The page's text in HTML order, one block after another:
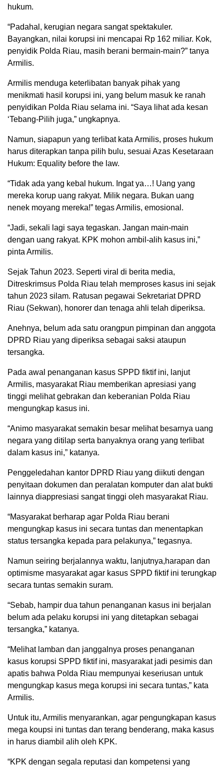
hukum.
“Padahal, kerugian negara sangat spektakuler.
Bayangkan, nilai korupsi ini mencapai Rp 162 miliar. Kok,
penyidik Polda Riau, masih berani bermain-main?” tanya
Armilis.
Armilis menduga keterlibatan banyak pihak yang
menikmati hasil korupsi ini, yang belum masuk ke ranah
penyidikan Polda Riau selama ini. “Saya lihat ada kesan
‘Tebang-Pilih juga,” ungkapnya.
Namun, siapapun yang terlibat kata Armilis, proses hukum
harus diterapkan tanpa pilih bulu, sesuai Azas Kesetaraan
Hukum: Equality before the law.
“Tidak ada yang kebal hukum. Ingat ya…! Uang yang
mereka korup uang rakyat. Milik negara. Bukan uang
nenek moyang mereka!” tegas Armilis, emosional.
“Jadi, sekali lagi saya tegaskan. Jangan main-main
dengan uang rakyat. KPK mohon ambil-alih kasus ini,”
pinta Armilis.
Sejak Tahun 2023. Seperti viral di berita media,
Ditreskrimsus Polda Riau telah memproses kasus ini sejak
tahun 2023 silam. Ratusan pegawai Sekretariat DPRD
Riau (Sekwan), honorer dan tenaga ahli telah diperiksa.
Anehnya, belum ada satu orangpun pimpinan dan anggota
DPRD Riau yang diperiksa sebagai saksi ataupun
tersangka.
Pada awal penanganan kasus SPPD fiktif ini, lanjut
Armilis, masyarakat Riau memberikan apresiasi yang
tinggi melihat gebrakan dan keberanian Polda Riau
mengungkap kasus ini.
“Animo masyarakat semakin besar melihat besarnya uang
negara yang ditilap serta banyaknya orang yang terlibat
dalam kasus ini,” katanya.
Penggeledahan kantor DPRD Riau yang diikuti dengan
penyitaan dokumen dan peralatan komputer dan alat bukti
lainnya diappresiasi sangat tinggi oleh masyarakat Riau.
“Masyarakat berharap agar Polda Riau berani
mengungkap kasus ini secara tuntas dan menentapkan
status tersangka kepada para pelakunya,” tegasnya.
Namun seiring berjalannya waktu, lanjutnya,harapan dan
optimisme masyarakat agar kasus SPPD fiktif ini terungkap
secara tuntas semakin suram.
“Sebab, hampir dua tahun penanganan kasus ini berjalan
belum ada pelaku korupsi ini yang ditetapkan sebagai
tersangka,” katanya.
“Melihat lamban dan janggalnya proses penanganan
kasus korupsi SPPD fiktif ini, masyarakat jadi pesimis dan
apatis bahwa Polda Riau mempunyai keseriusan untuk
mengungkap kasus mega korupsi ini secara tuntas,” kata
Armilis.
Untuk itu, Armilis menyarankan, agar pengungkapan kasus
mega koupsi ini tuntas dan terang benderang, maka kasus
in harus diambil alih oleh KPK.
“KPK dengan segala reputasi dan kompetensi yang